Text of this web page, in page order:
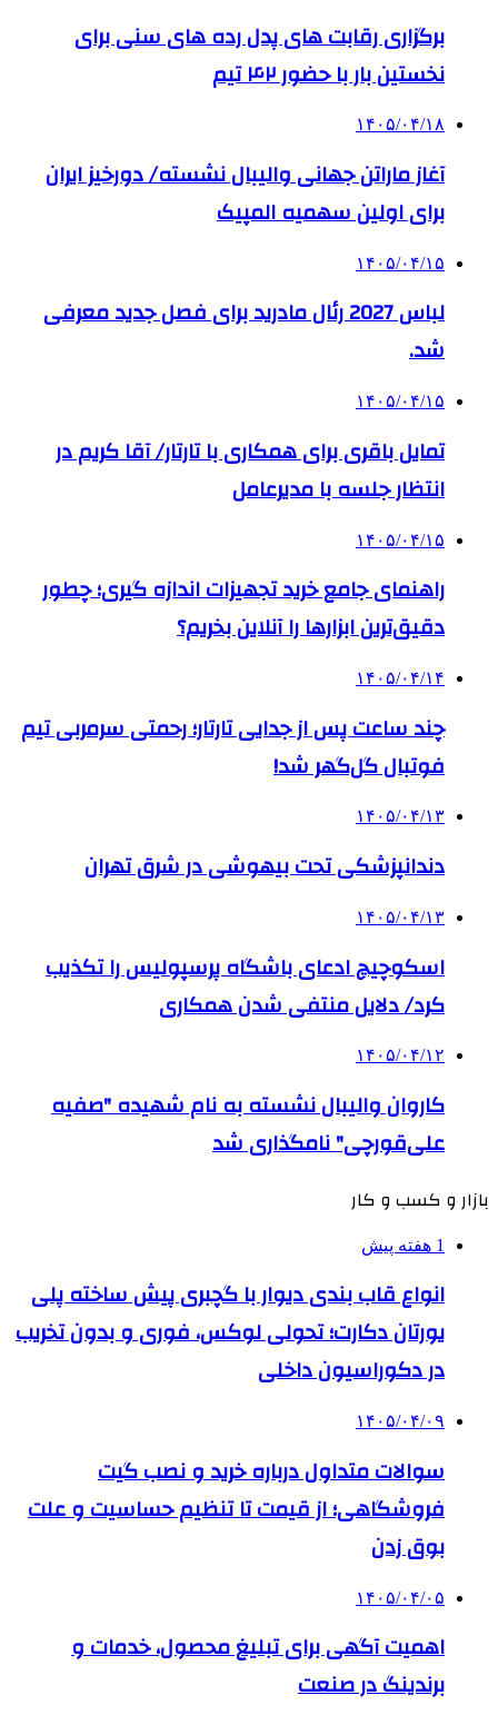
برگزاری رقابت های پدل رده های سنی برای
نخستین بار با حضور ۴۲ تیم
۱۴۰۵/۰۴/۱۸
آغاز ماراتن جهانی والیبال نشسته/ دورخیز ایران
برای اولین سهمیه المپیک
۱۴۰۵/۰۴/۱۵
لباس 2027 رئال مادرید برای فصل جدید معرفی
شد.
۱۴۰۵/۰۴/۱۵
تمایل باقری برای همکاری با تارتار/ آقا کریم در
انتظار جلسه با مدیرعامل
۱۴۰۵/۰۴/۱۵
راهنمای جامع خرید تجهیزات اندازه گیری؛ چطور
دقیق‌ترین ابزارها را آنلاین بخریم؟
۱۴۰۵/۰۴/۱۴
چند ساعت پس از جدایی تارتار؛ رحمتی سرمربی تیم
فوتبال گل‌گهر شد!
۱۴۰۵/۰۴/۱۳
دندانپزشکی تحت بیهوشی در شرق تهران
۱۴۰۵/۰۴/۱۳
اسکوچیچ ادعای باشگاه پرسپولیس را تکذیب
کرد/ دلایل منتفی شدن همکاری
۱۴۰۵/۰۴/۱۲
کاروان والیبال نشسته به نام شهیده "صفیه
علی‌قورچی" نامگذاری شد
بازار و کسب و کار
1 هفته پیش
انواع قاب بندی دیوار با گچبری پیش ساخته پلی
یورتان دکارت؛ تحولی لوکس، فوری و بدون تخریب
در دکوراسیون داخلی
۱۴۰۵/۰۴/۰۹
سوالات متداول درباره خرید و نصب گیت
فروشگاهی؛ از قیمت تا تنظیم حساسیت و علت
بوق زدن
۱۴۰۵/۰۴/۰۵
اهمیت آگهی برای تبلیغ محصول، خدمات و
برندینگ در صنعت